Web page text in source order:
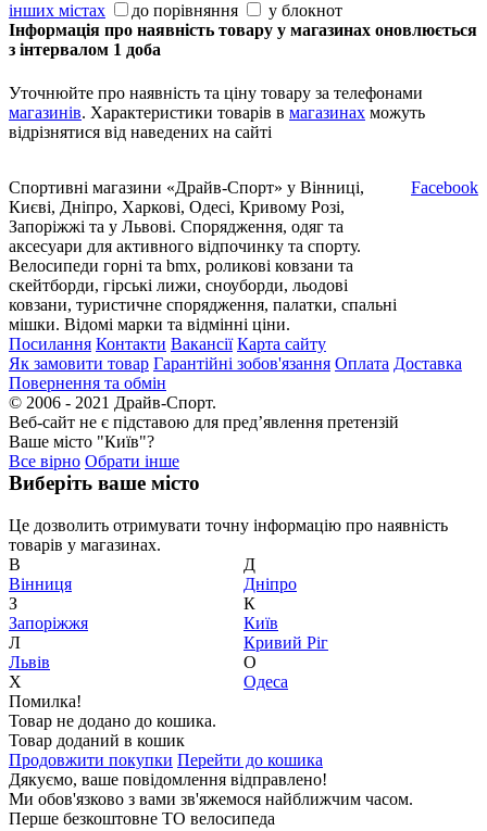
інших містах
до порівняння
у блокнот
Інформація про наявність товару у магазинах оновлюється
з інтервалом 1 доба
Уточнюйте про наявність та ціну товару за телефонами
магазинів. Характеристики товарів в магазинах можуть
відрізнятися від наведених на сайті
Спортивні магазини «Драйв-Спорт» у Вінниці,
Києві, Дніпро, Харкові, Одесі, Кривому Розі,
Запоріжжі та у Львові. Спорядження, одяг та
аксесуари для активного відпочинку та спорту.
Велосипеди горні та bmx, роликові ковзани та
скейтборди, гірські лижи, сноуборди, льодові
ковзани, туристичне спорядження, палатки, спальні
мішки. Відомі марки та відмінні ціни.
Facebook
Посилання Контакти Вакансії Карта сайту
Як замовити товар Гарантійні зобов'язання Оплата Доставка
Повернення та обмін
© 2006 - 2021 Драйв-Спорт.
Веб-сайт не є підставою для пред’явлення претензій
Ваше місто "Київ"?
Все вірно Обрати інше
Виберіть ваше місто
Це дозволить отримувати точну інформацію про наявність
товарів у магазинах.
В
Вiнниця
З
Запоріжжя
Л
Львів
Х
Д
Дніпро
К
Київ
Кривий Ріг
О
Одеса
Помилка!
Товар не додано до кошика.
Товар доданий в кошик
Продовжити покупки Перейти до кошика
Дякуємо, ваше повідомлення відправлено!
Ми обов'язково з вами зв'яжемося найближчим часом.
Перше безкоштовне ТО велосипеда